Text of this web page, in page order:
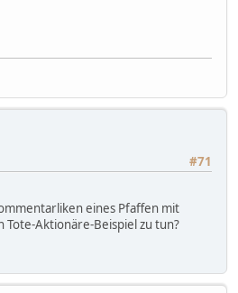
#71
eines Pfaffen mit
Aktionäre-Beispiel zu tun?